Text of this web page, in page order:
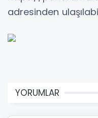
adresinden
YORUMLAR